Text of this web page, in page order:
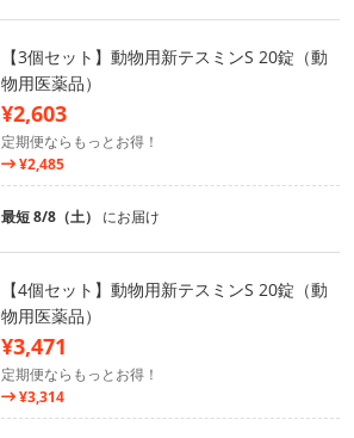
【3個セット】動物用新テスミンS 20錠（動
物用医薬品）
¥2,603
定期便ならもっとお得！
¥2,485
最短 8/8（土） にお届け
【4個セット】動物用新テスミンS 20錠（動
物用医薬品）
¥3,471
定期便ならもっとお得！
¥3,314